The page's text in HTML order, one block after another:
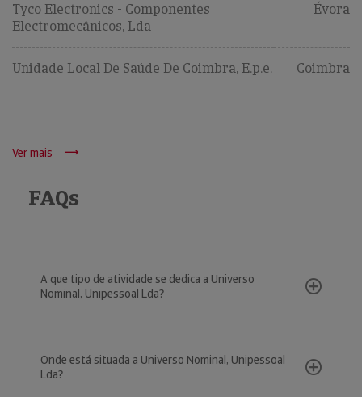
Tyco Electronics - Componentes
Electromecânicos, Lda
Évora
Unidade Local De Saúde De Coimbra, E.p.e. Coimbra
Ver mais
FAQs
A que tipo de atividade se dedica a Universo
Nominal, Unipessoal Lda?
Onde está situada a Universo Nominal, Unipessoal
Lda?